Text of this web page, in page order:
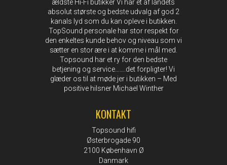
ældste Hi-Fi butikker Vi har et af landets
absolut største og bedste udvalg af god 2
kanals lyd som du kan opleve i butikken.
TopSound personale har stor respekt for
den enkeltes kunde behov og niveau som vi
sætter en stor ære i at komme i mål med.
Topsound har et ry for den bedste
betjening og service…….det forpligter! Vi
glæder os til at møde jer i butikken – Med
positive hilsner Michael Winther
KONTAKT
Topsound hifi
Østerbrogade 90
2100 København Ø
Danmark